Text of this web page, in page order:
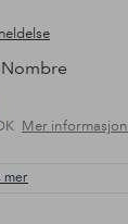
Mer informasjon
mer